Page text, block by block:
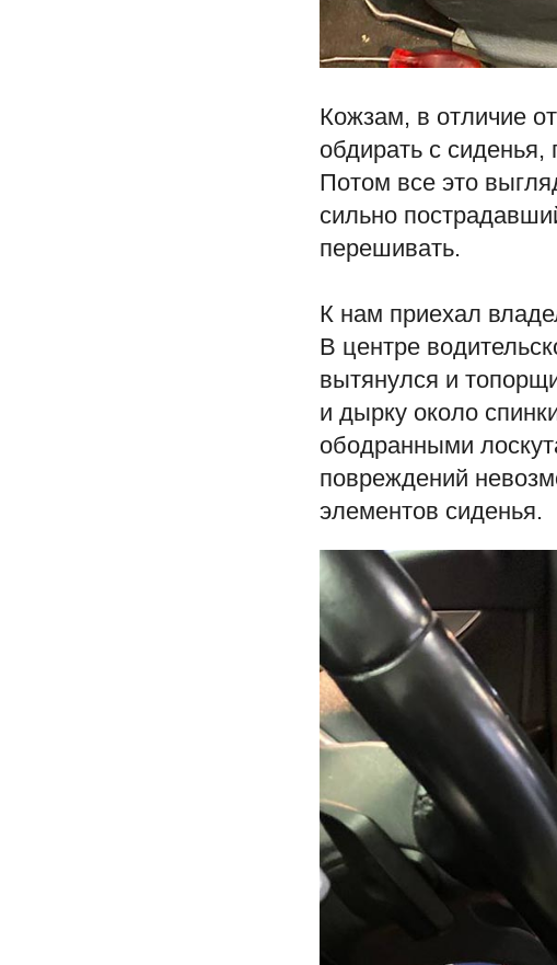
Кожзам, в отличие
обдирать с
Потом все это
сильно
перешивать.
К нам приехал
В центре
вытянулся и
и дырку около
ободранными
повреждений
элементов сиденья.